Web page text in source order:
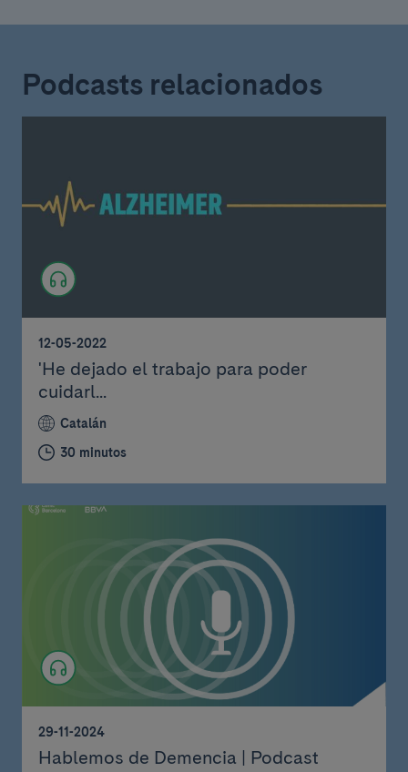
Podcasts relacionados
12-05-2022
'He dejado el trabajo para poder
cuidarl...
Catalán
30 minutos
29-11-2024
Hablemos de Demencia | Podcast